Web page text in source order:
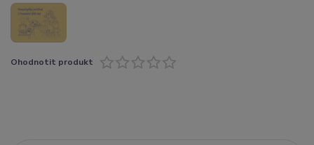
Ohodnotit produkt